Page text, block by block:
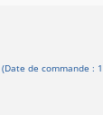
(Date de commande :